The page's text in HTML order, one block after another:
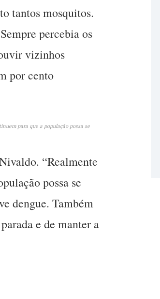
tantos mosquitos.
percebia os
vizinhos
por cento
para que a população possa se
“Realmente
possa se
dengue. Também
e de manter a